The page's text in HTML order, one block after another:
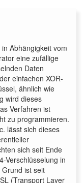
in Abhängigkeit vom
eine zufällige
Daten
einfachen XOR-
ähnlich wie
wird dieses
Verfahren ist
zu programmieren.
lässt sich dieses
sich seit Ende
Verschlüsselung in
ist seit
(Transport Layer